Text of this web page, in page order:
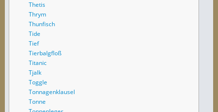
Thetis
Thrym
Thunfisch
Tide
Tief
Tierbalgfloß
Titanic
Tjalk
Toggle
Tonnagenklausel
Tonne